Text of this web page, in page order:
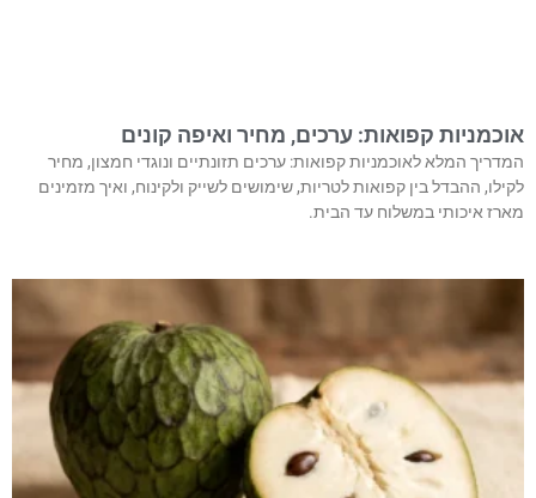
אוכמניות קפואות: ערכים, מחיר ואיפה קונים
המדריך המלא לאוכמניות קפואות: ערכים תזונתיים ונוגדי חמצון, מחיר
לקילו, ההבדל בין קפואות לטריות, שימושים לשייק ולקינוח, ואיך מזמינים
מארז איכותי במשלוח עד הבית.